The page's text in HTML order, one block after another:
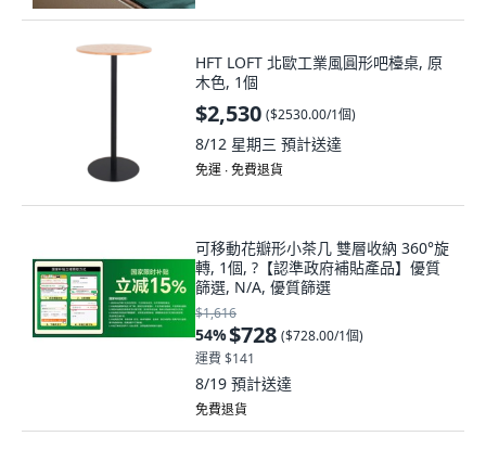
HFT LOFT 北歐工業風圓形吧檯桌, 原
木色, 1個
$2,530 ($2530.00/1個)
8/12 星期三 預計送達
免運 ∙ 免費退貨
可移動花瓣形小茶几 雙層收納 360°旋
轉, 1個, ?【認準政府補貼產品】優質
篩選, N/A, 優質篩選
$1,616
54%$728 ($728.00/1個)
運費 $141
8/19 預計送達
免費退貨